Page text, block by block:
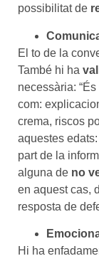
possibilitat de
El to de la
També hi ha
necessària:
com:
crema, riscos
aquestes
part de la
alguna de no
en aquest cas,
resposta de
Hi ha